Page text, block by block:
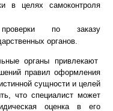
в целях самоконтроля
проверки по заказу
органов.
органы привлекают
правил оформления
сущности и целей
что специалист может
оценка в его